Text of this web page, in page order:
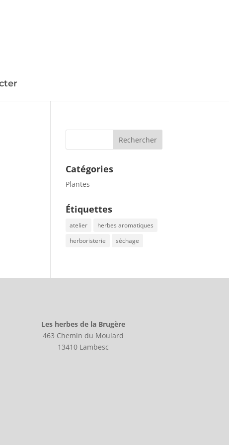
Catégories
Plantes
Étiquettes
atelier
herbes aromatiques
herboristerie
séchage
Les herbes de la Brugère
463 Chemin du Moulard
13410 Lambesc